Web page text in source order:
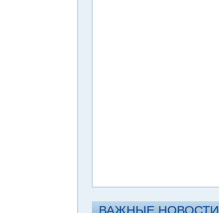
ВАЖНЫЕ НОВОСТИ